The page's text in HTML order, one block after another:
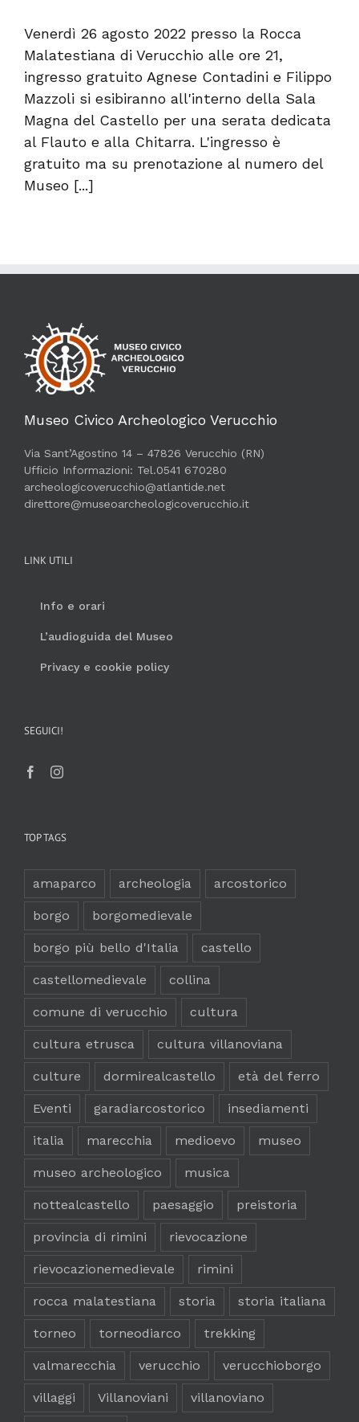
Venerdì 26 agosto 2022 presso la Rocca
Malatestiana di Verucchio alle ore 21,
ingresso gratuito Agnese Contadini e Filippo
Mazzoli si esibiranno all'interno della Sala
Magna del Castello per una serata dedicata
al Flauto e alla Chitarra. L'ingresso è
gratuito ma su prenotazione al numero del
Museo [...]
Museo Civico Archeologico Verucchio
Via Sant’Agostino 14 – 47826 Verucchio (RN)
Ufficio Informazioni: Tel.0541 670280
archeologicoverucchio@atlantide.net
direttore@museoarcheologicoverucchio.it
LINK UTILI
Info e orari
L’audioguida del Museo
Privacy e cookie policy
SEGUICI!
TOP TAGS
amaparco archeologia arcostorico
borgo borgomedievale
borgo più bello d'Italia castello
castellomedievale collina
comune di verucchio cultura
cultura etrusca cultura villanoviana
culture dormirealcastello età del ferro
Eventi garadiarcostorico insediamenti
italia marecchia medioevo museo
museo archeologico musica
nottealcastello paesaggio preistoria
provincia di rimini rievocazione
rievocazionemedievale rimini
rocca malatestiana storia storia italiana
torneo torneodiarco trekking
valmarecchia verucchio verucchioborgo
villaggi Villanoviani villanoviano